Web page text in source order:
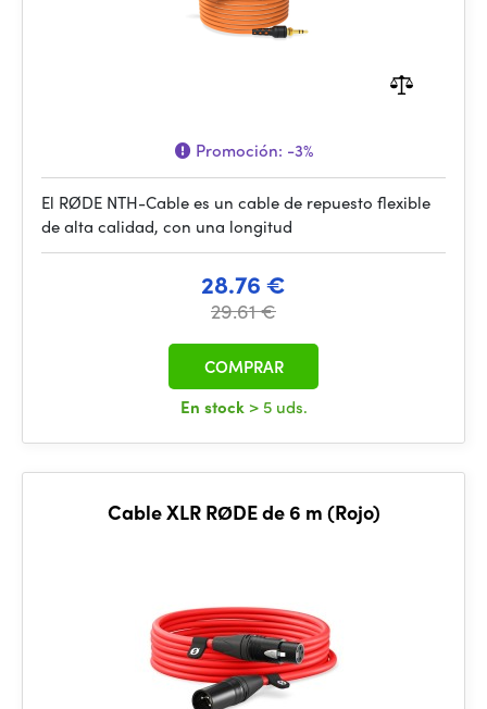
Promoción: -3%
El RØDE NTH-Cable es un cable de repuesto flexible
de alta calidad, con una longitud
28.76 €
29.61 €
En stock > 5 uds.
COMPRAR
Cable XLR RØDE de 6 m (Rojo)